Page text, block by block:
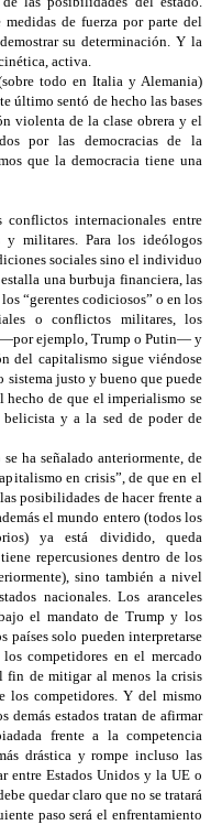
medidas de fuerza por parte del
su determinación. Y la
activa.
todo en Italia y Alemania)
último sentó de hecho las bases
violenta de la clase obrera y el
por las democracias de la
que la democracia tiene una
conflictos internacionales entre
y militares. Para los ideólogos
sociales sino el individuo
una burbuja financiera, las
“gerentes codiciosos” o en los
o conflictos militares, los
—por ejemplo, Trump o Putin— y
del capitalismo sigue viéndose
justo y bueno que puede
hecho de que el imperialismo se
y a la sed de poder de
ha señalado anteriormente, de
en crisis”, de que en el
posibilidades de hacer frente a
el mundo entero (todos los
ya está dividido, queda
repercusiones dentro de los
sino también a nivel
nacionales. Los aranceles
el mandato de Trump y los
países solo pueden interpretarse
competidores en el mercado
fin de mitigar al menos la crisis
los competidores. Y del mismo
demás estados tratan de afirmar
frente a la competencia
drástica y rompe incluso las
entre Estados Unidos y la UE o
quedar claro que no se tratará
paso será el enfrentamiento